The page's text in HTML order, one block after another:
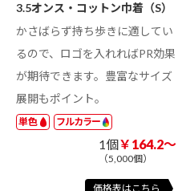
3.5オンス・コットン巾着（S）
かさばらず持ち歩きに適してい
るので、ロゴを入れればPR効果
が期待できます。豊富なサイズ
展開もポイント。
単色 フルカラー
1個￥164.2～
（5,000個）
価格表はこちら